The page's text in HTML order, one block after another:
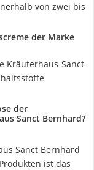
von zwei bis
der Marke
Kräuterhaus-Sanct-
der
Sanct Bernhard?
Sanct Bernhard
ist das